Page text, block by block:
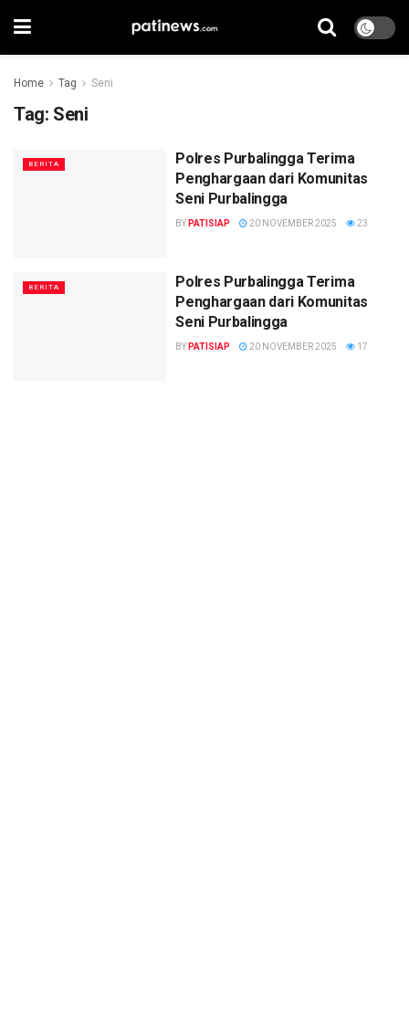
Home Tag Seni
Tag: Seni
BERITA
Polres Purbalingga Terima
Penghargaan dari Komunitas
Seni Purbalingga
BY PATISIAP 20 NOVEMBER 2025 23
BERITA
Polres Purbalingga Terima
Penghargaan dari Komunitas
Seni Purbalingga
BY PATISIAP 20 NOVEMBER 2025 17